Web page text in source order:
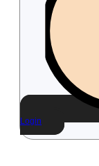
Login